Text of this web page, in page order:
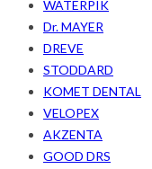
WATERPIK
Dr. MAYER
DREVE
STODDARD
KOMET DENTAL
VELOPEX
AKZENTA
GOOD DRS